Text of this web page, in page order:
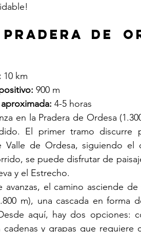
Pradera de
10 km
900 m
4-5 horas
en la Pradera de Ordesa
El primer tramo discurre
Valle de Ordesa, siguiendo
se puede disfrutar de
y el Estrecho.
avanzas, el camino asciende
m), una cascada en forma
aquí, hay dos opciones:
cadenas y grapas que requiere